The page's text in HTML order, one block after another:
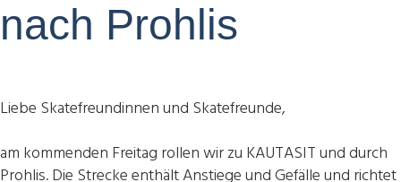
nach Prohlis
Liebe Skatefreundinnen und Skatefreunde,
am kommenden Freitag rollen wir zu KAUTASIT und durch
Prohlis. Die Strecke enthält Anstiege und Gefälle und richtet